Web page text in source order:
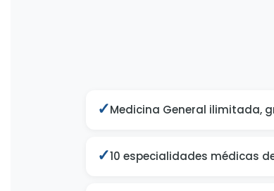
✓Medicina General ilimitada,
✓10 especialidades médicas